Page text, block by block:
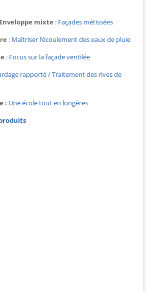
mixte : Façades métissées
;Maîtriser l’écoulement des eaux de pluie
: Focus sur la façade ventilée
rapporté / Traitement des rives de
: Une école tout en longères